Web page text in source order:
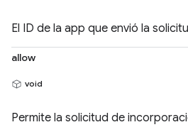
El ID de la app que envió la
allow
void
Permite la solicitud de